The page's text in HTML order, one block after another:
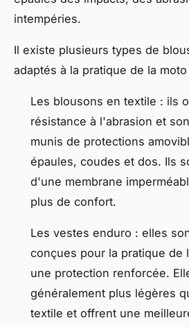
intempéries.
Il existe plusieurs types de
adaptés à la pratique de la
Les blousons en textile : ils
résistance à l'abrasion et
munis de protections
épaules, coudes et dos. Ils
d'une membrane
plus de confort.
Les vestes enduro : elles
conçues pour la pratique de
une protection renforcée.
généralement plus légères
textile et offrent une